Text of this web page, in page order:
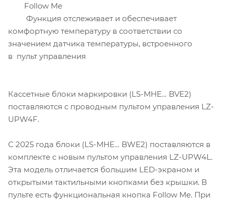
Follow Me
Функция отслеживает и обеспечивает
комфортную температуру в соответствии со
значением датчика температуры, встроенного
в пульт управления
Кассетные блоки маркировки (LS-MHE… BVE2)
поставляются с проводным пультом управления LZ-
UPW4F.
С 2025 года блоки (LS-MHE… BWE2) поставляются в
комплекте с новым пультом управления LZ-UPW4L.
Эта модель отличается большим LED-экраном и
открытыми тактильными кнопками без крышки. В
пульте есть функциональная кнопка Follow Me. При